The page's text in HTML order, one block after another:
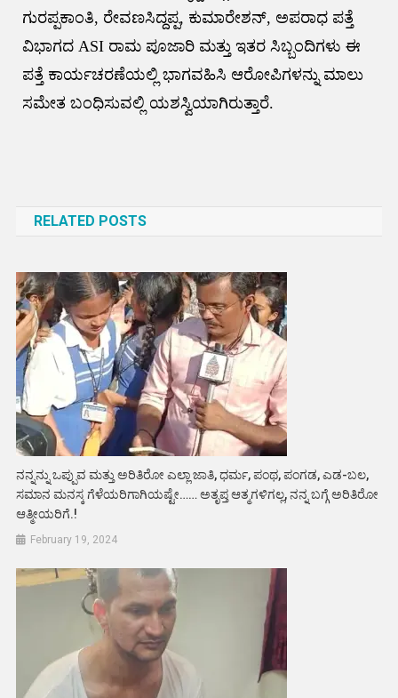
ಗುರಪ್ಪಕಾಂತಿ, ರೇವಣಸಿದ್ದಪ್ಪ, ಕುಮಾರೇಶನ್, ಅಪರಾಧ ಪತ್ತೆ
ವಿಭಾಗದ ASI ರಾಮ ಪೂಜಾರಿ ಮತ್ತು ಇತರ ಸಿಬ್ಬಂದಿಗಳು ಈ
ಪತ್ತೆ ಕಾರ್ಯಚರಣೆಯಲ್ಲಿ ಭಾಗವಹಿಸಿ ಆರೋಪಿಗಳನ್ನು ಮಾಲು
ಸಮೇತ ಬಂಧಿಸುವಲ್ಲಿ ಯಶಸ್ವಿಯಾಗಿರುತ್ತಾರೆ.
RELATED POSTS
ನನ್ನನ್ನು ಒಪ್ಪುವ ಮತ್ತು ಅರಿತಿರೋ ಎಲ್ಲಾ ಜಾತಿ, ಧರ್ಮ, ಪಂಥ, ಪಂಗಡ, ಎಡ-ಬಲ,
ಸಮಾನ ಮನಸ್ಕ ಗೆಳೆಯರಿಗಾಗಿಯಷ್ಟೇ…… ಅತೃಪ್ತ ಆತ್ಮಗಳಿಗಲ್ಲ, ನನ್ನ ಬಗ್ಗೆ ಅರಿತಿರೋ
ಆತ್ಮೀಯರಿಗೆ.!
February 19, 2024